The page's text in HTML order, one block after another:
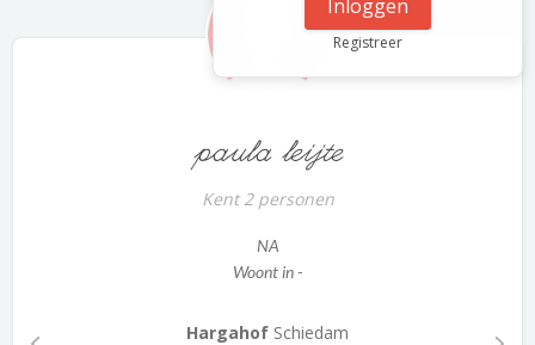
Inloggen
Registreer
paula leijte
Kent 2 personen
NA
Woont in -
Hargahof Schiedam